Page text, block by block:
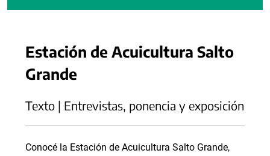
Estación de Acuicultura Salto
Grande
Texto | Entrevistas, ponencia y exposición
Conocé la Estación de Acuicultura Salto Grande,